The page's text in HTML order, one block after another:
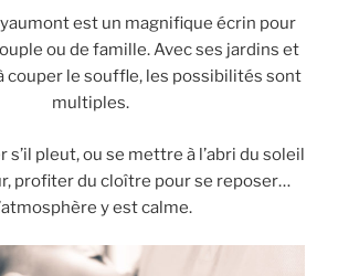
est un magnifique écrin pour
ou de famille. Avec ses jardins et
couper le souffle, les possibilités sont
multiples.
s’il pleut, ou se mettre à l’abri du soleil
profiter du cloître pour se reposer…
y est calme.